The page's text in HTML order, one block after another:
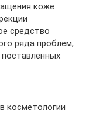
коже
средство
ряда проблем,
косметологии